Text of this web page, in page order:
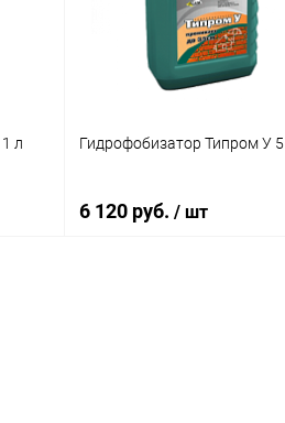
В избранное В
л Гидрофобизатор Типром У 5
6 120 руб. / шт